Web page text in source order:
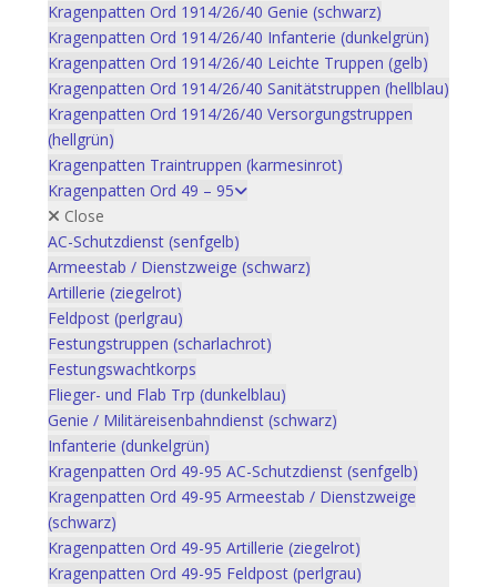
Kragenpatten Ord 1914/26/40 Genie (schwarz)
Kragenpatten Ord 1914/26/40 Infanterie (dunkelgrün)
Kragenpatten Ord 1914/26/40 Leichte Truppen (gelb)
Kragenpatten Ord 1914/26/40 Sanitätstruppen (hellblau)
Kragenpatten Ord 1914/26/40 Versorgungstruppen
(hellgrün)
Kragenpatten Traintruppen (karmesinrot)
Kragenpatten Ord 49 – 95
Close
AC-Schutzdienst (senfgelb)
Armeestab / Dienstzweige (schwarz)
Artillerie (ziegelrot)
Feldpost (perlgrau)
Festungstruppen (scharlachrot)
Festungswachtkorps
Flieger- und Flab Trp (dunkelblau)
Genie / Militäreisenbahndienst (schwarz)
Infanterie (dunkelgrün)
Kragenpatten Ord 49-95 AC-Schutzdienst (senfgelb)
Kragenpatten Ord 49-95 Armeestab / Dienstzweige
(schwarz)
Kragenpatten Ord 49-95 Artillerie (ziegelrot)
Kragenpatten Ord 49-95 Feldpost (perlgrau)